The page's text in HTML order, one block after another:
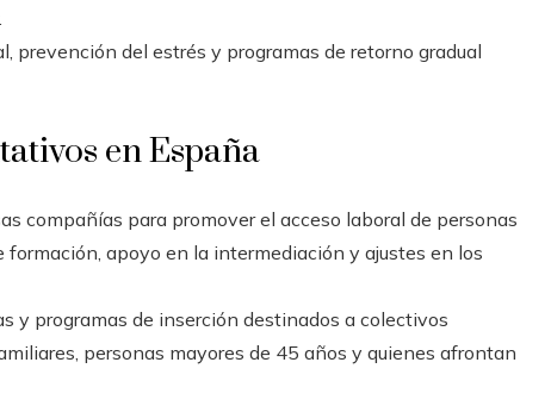
prevención del estrés y programas de retorno gradual
en España
compañías para promover el acceso laboral de personas
apoyo en la intermediación y ajustes en los
y programas de inserción destinados a colectivos
personas mayores de 45 años y quienes afrontan